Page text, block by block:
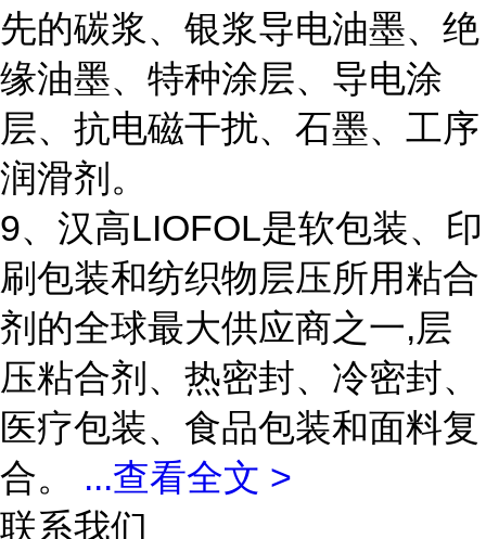
先的碳浆、银浆导电油墨、绝
缘油墨、特种涂层、导电涂
层、抗电磁干扰、石墨、工序
润滑剂。
9、汉高LIOFOL是软包装、印
刷包装和纺织物层压所用粘合
剂的全球最大供应商之一,层
压粘合剂、热密封、冷密封、
医疗包装、食品包装和面料复
合。 ...查看全文 >
联系我们